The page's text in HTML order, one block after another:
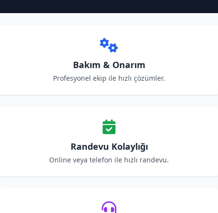
Bakım & Onarım
Profesyonel ekip ile hızlı çözümler.
Randevu Kolaylığı
Online veya telefon ile hızlı randevu.